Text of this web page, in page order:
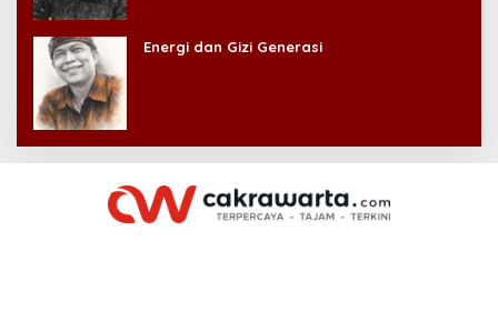
Energi dan Gizi Generasi